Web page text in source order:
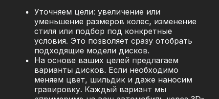
Уточняем цели: увеличение или
уменьшение размеров колес, изменение
стиля или подбор под конкретные
условия. Это позволяет сразу отобрать
подходящие модели дисков.
На основе ваших целей предлагаем
варианты дисков. Если необходимо
меняем цвет, шильдик и даже наносим
гравировку. Каждый вариант мы